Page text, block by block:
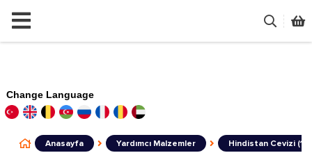
Change Language
Anasayfa Yardımcı Malzemler Hindistan Cevizi